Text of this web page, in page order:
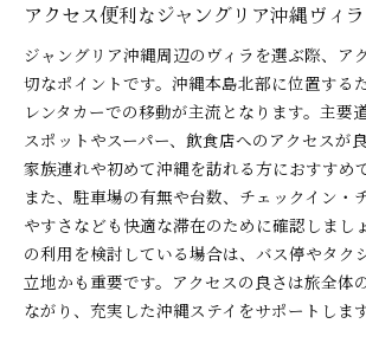
アクセス便利なジャングリア沖縄ヴィ
ジャングリア沖縄周辺のヴィラを選ぶ際、ア
切なポイントです。沖縄本島北部に位置する
レンタカーでの移動が主流となります。主要
スポットやスーパー、飲食店へのアクセスが
家族連れや初めて沖縄を訪れる方におすすめで
また、駐車場の有無や台数、チェックイン・
やすさなども快適な滞在のために確認しまし
の利用を検討している場合は、バス停やタク
立地かも重要です。アクセスの良さは旅全体
ながり、充実した沖縄ステイをサポートします